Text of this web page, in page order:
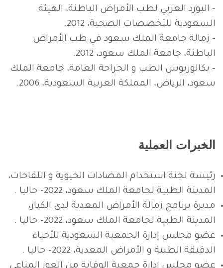
– البورد العربي لطب الأمراض الباطنة، الهيئة
السعودية للتخصصات الصحية، 2012.
– زمالة جامعة الملك سعود في طب الأمراض
الباطنة، جامعة الملك سعود، 2012.
– بكالوريوس الطب و الجراحة العامة، جامعة الملك
سعود، الرياض، المملكة العربية السعودية، 2006.
الخبرات العملية
رئيسة لجنة استخدام المضادات الحيوية و اللقاحات،
المدينة الطبية لجامعة الملك سعود، 2022- حاليا .
مديرة برنامج زمالة الأمراض المعدية لدى الكبار،
المدينة الطبية لجامعة الملك سعود، 2022- حاليا .
عضو مجلس إدارة الجمعية السعودية للأحياء
الدقيقة الطبية و الأمراض المعدية، 2022– حاليا .
عضو مجلس إدارة جمعية الوقاية من العوز المناعي